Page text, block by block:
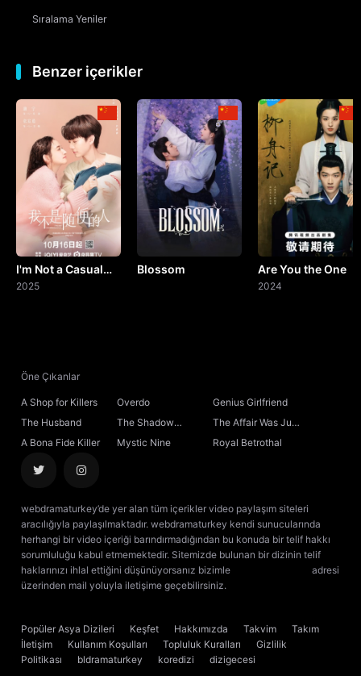
14. Bölüm
15. Bölüm
17. Bölüm
18. Bölüm
19. Bölüm
20. Bölüm
23. Bölüm
24. Bölüm
26. Bölüm
27. Bölüm
29. Bölüm
Sıralama Yeniler
Benzer içerikler
I'm Not a Casual
Person
2025
Blossom Are You the One
2024
Öne Çıkanlar
A Shop for Killers Overdo
Genius Girlfriend
The Husband
The Shadow
Sovereign
The Affair Was Just
the Beginning
A Bona Fide Killer Mystic Nine Royal Betrothal
webdramaturkey’de yer alan tüm içerikler video paylaşım siteleri
aracılığıyla paylaşılmaktadır. webdramaturkey kendi sunucularında
herhangi bir video içeriği barındırmadığından bu konuda bir telif hakkı
sorumluluğu kabul etmemektedir. Sitemizde bulunan bir dizinin telif
haklarınızı ihlal ettiğini düşünüyorsanız bizimle
adresi
üzerinden mail yoluyla iletişime geçebilirsiniz.
Popüler Asya Dizileri Keşfet Hakkımızda Takvim
Takım
İletişim
Kullanım Koşulları Topluluk Kuralları
Gizlilik
Politikası
bldramaturkey koredizi
dizigecesi